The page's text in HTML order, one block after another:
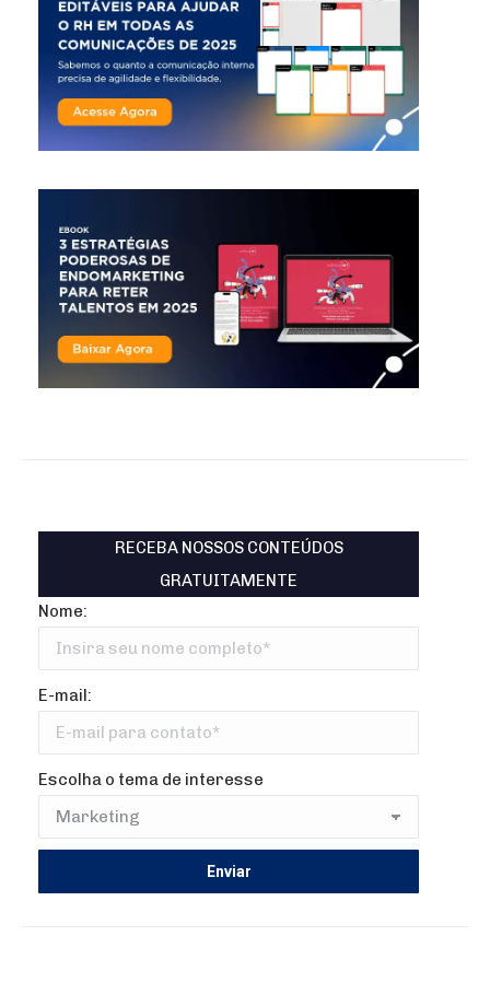
RECEBA NOSSOS CONTEÚDOS
GRATUITAMENTE
Nome:
E-mail:
Escolha o tema de interesse